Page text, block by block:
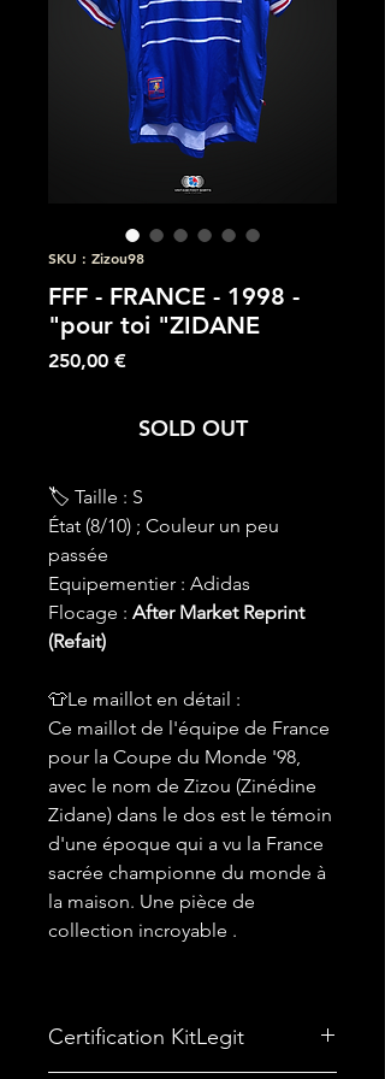
SKU : Zizou98
FFF - FRANCE - 1998 -
"pour toi "ZIDANE
250,00 €Prix
SOLD OUT
🏷 Taille : S
État (8/10) ; Couleur un peu
passée
Equipementier : Adidas
Flocage : After Market Reprint
(Refait)
👕Le maillot en détail :
Ce maillot de l'équipe de France
pour la Coupe du Monde '98,
avec le nom de Zizou (Zinédine
Zidane) dans le dos est le témoin
d'une époque qui a vu la France
sacrée championne du monde à
la maison. Une pièce de
collection incroyable .
Certification KitLegit